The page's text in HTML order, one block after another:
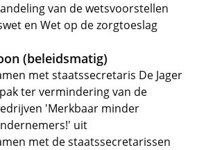
van de wetsvoorstellen
en Wet op de zorgtoeslag
(beleidsmatig)
met staatssecretaris De Jager
ter vermindering van de
'Merkbaar minder
uit
met de staatssecretarissen